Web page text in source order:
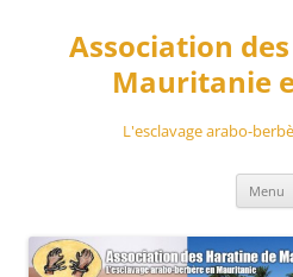
contenuAssociation
Mauritanie
L'esclavage arabo-
Menu